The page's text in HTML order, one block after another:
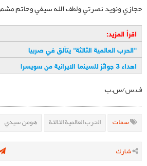
حجازي ونويد نصرتي ولطف الله سيفي وحاتم
اقرأ المزيد:
"الحرب العالمية الثالثة" يتألق في صربيا
اهداء 3 جوائز للسينما الايرانية من سويسرا
ف.س/س.ب
سمات الحرب العالمية الثالثة هومن سيدي
شارك